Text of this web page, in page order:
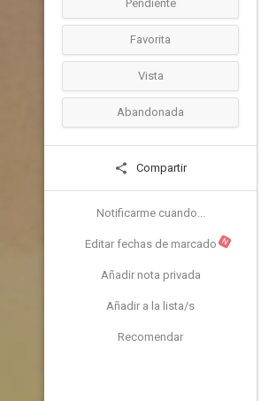
Pendiente
Favorita
Vista
Abandonada
Compartir
Notificarme cuando...
Editar fechas de marcado N
Añadir nota privada
Añadir a la lista/s
Recomendar